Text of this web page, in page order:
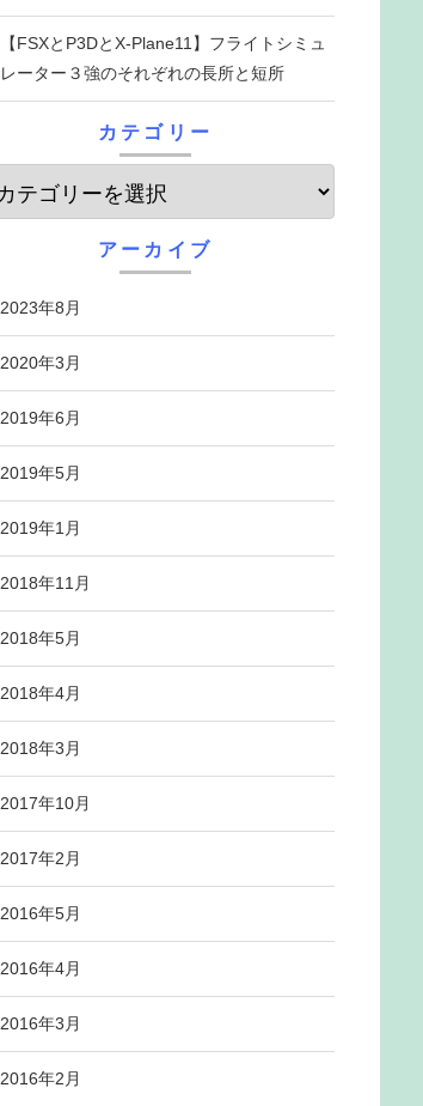
【FSXとP3DとX-Plane11】フライトシミュ
レーター３強のそれぞれの長所と短所
カテゴリー
アーカイブ
2023年8月
2020年3月
2019年6月
2019年5月
2019年1月
2018年11月
2018年5月
2018年4月
2018年3月
2017年10月
2017年2月
2016年5月
2016年4月
2016年3月
2016年2月